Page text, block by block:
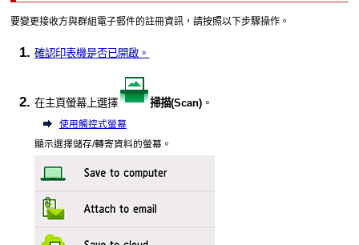
要變更接收方與群組電子郵件的註冊資訊，請按照以下步驟操作。
確認印表機是否已開啟。
在主頁螢幕上選擇 掃描(Scan) 。
使用觸控式螢幕
顯示選擇儲存/轉寄資料的螢幕。